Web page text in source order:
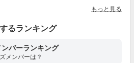
もっと見る
るランキング
バーランキング
メンバーは？